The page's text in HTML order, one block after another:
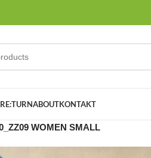
RE:TURNABOUTKONTAKT
WOMEN SMALL